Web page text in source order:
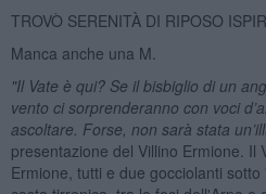
TROVÒ SERENITÀ DI RIPOSO
Manca anche una M.
"Il Vate è qui? Se il bisbiglio di un
vento ci sorprenderanno con voci
ascoltare. Forse, non sarà stata
presentazione del Villino Ermione. Il
Ermione, tutti e due gocciolanti